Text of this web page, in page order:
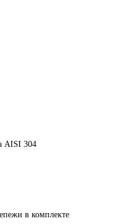
AISI 304
в комплекте